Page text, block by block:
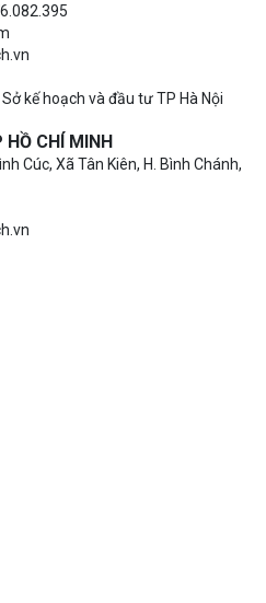
kế hoạch và đầu tư TP Hà Nội
HỒ CHÍ MINH
Cúc, Xã Tân Kiên, H. Bình Chánh,